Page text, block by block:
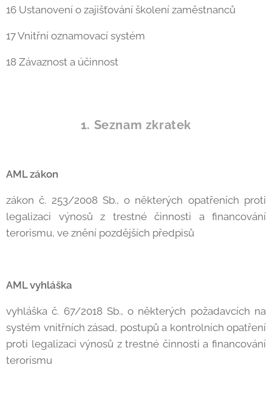
16 Ustanovení o zajišťování školení zaměstnanců
17 Vnitřní oznamovací systém
18 Závaznost a účinnost
1. Seznam zkratek
AML zákon
zákon č. 253/2008 Sb., o některých opatřeních proti
legalizaci výnosů z trestné činnosti a financování
terorismu, ve znění pozdějších předpisů
AML vyhláška
vyhláška č. 67/2018 Sb., o některých požadavcích na
systém vnitřních zásad, postupů a kontrolních opatření
proti legalizaci výnosů z trestné činnosti a financování
terorismu